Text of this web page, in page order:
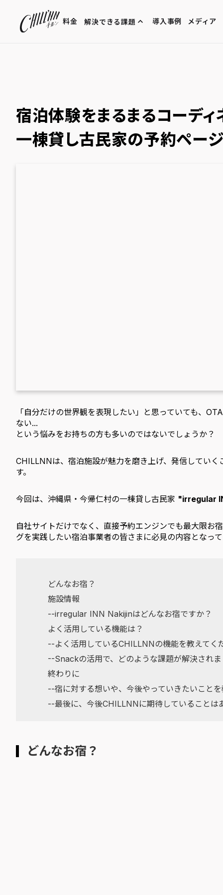
料金 解決できる課題 expand_less 導入事例 メディア
宿泊体験をまるまるコーデ
一棟貸し古民家の予約ペー
「自分だけの世界観を表現したい」と思っていても、
ない...
という悩みをお持ちの方も多いのではないでしょうか？
CHILLNNは、宿泊施設が魅力を磨き上げ、発信してい
す。
今回は、沖縄県・今帰仁村の一棟貸し古民家 "irregular
自社サイトだけでなく、直接予約エンジンでも最大限お
グを実践したい宿泊事業者の皆さまに必見の内容となっ
どんなお宿？
施設情報
--irregular INN Nakijinはどんなお宿ですか？
よく活用している機能は？
--よく活用しているCHILLNNの機能を教えてく
--Snackの活用で、どのような課題が解決され
終わりに
--宿に対する想いや、今後やっていきたいこと
--最後に、今後CHILLNNに期待していることは
どんなお宿？